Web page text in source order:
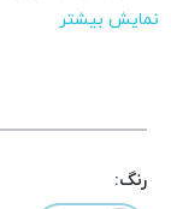
روکش شیلد::
نمایش بیشتر
رنگ: